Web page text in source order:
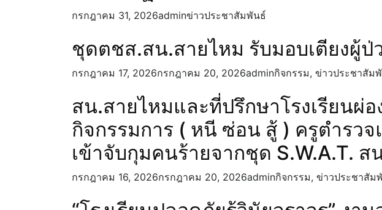
กรกฎาคม 31, 2026adminข่าวประชาสัมพันธ์
ชุดตชส.สน.สายไหม รับมอบเตียงผู้ป่
กรกฎาคม 17, 2026กรกฎาคม 20, 2026adminกิจกรรม, ข่าวประชาสัม
สน.สายไหมและที่ปรึกษาโรงเรียน
กิจกรรมการ ( หนี ซ่อน สู้ ) ครูตำรว
เข้าจับกุมคนร้ายจากชุด S.W.A.​T.​
กรกฎาคม 16, 2026กรกฎาคม 20, 2026adminกิจกรรม, ข่าวประชาสัม